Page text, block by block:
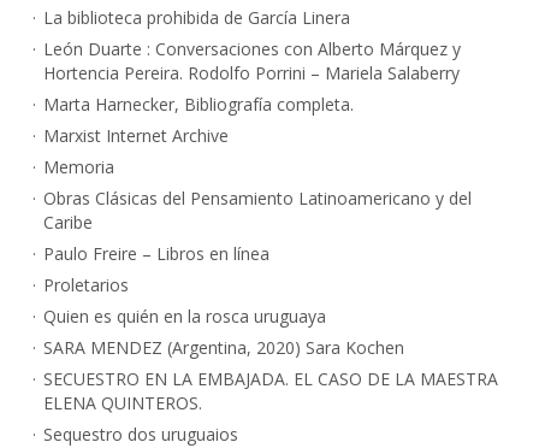
La biblioteca prohibida de García Linera
León Duarte : Conversaciones con Alberto Márquez y
Hortencia Pereira. Rodolfo Porrini – Mariela Salaberry
Marta Harnecker, Bibliografía completa.
Marxist Internet Archive
Memoria
Obras Clásicas del Pensamiento Latinoamericano y del
Caribe
Paulo Freire – Libros en línea
Proletarios
Quien es quién en la rosca uruguaya
SARA MENDEZ (Argentina, 2020) Sara Kochen
SECUESTRO EN LA EMBAJADA. EL CASO DE LA MAESTRA
ELENA QUINTEROS.
Sequestro dos uruguaios